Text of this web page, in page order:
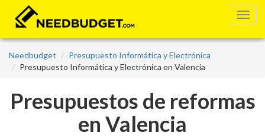
Needbudget
Presupuesto Informática y Electrónica
Presupuesto Informática y Electrónica en Valencia
Presupuestos de reformas
en Valencia